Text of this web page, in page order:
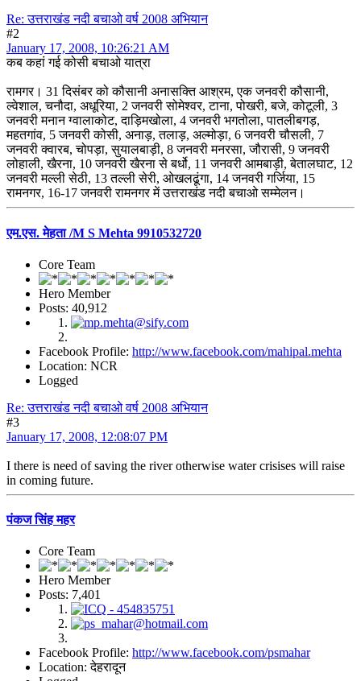
Re: उत्तराखंड नदी बचाओ वर्ष 2008 अभियान
#2
January 17, 2008, 10:26:21 AM
कब कहां गई कोसी बचाओ यात्रा
रामगर। 31 दिसंबर को कौसानी अनासक्ति आश्रम, एक जनवरी कौसानी,
ल्वेशाल, चनौदा, अधूरिया, 2 जनवरी सोमेश्वर, टाना, पोखरी, बजे, कोटूली, 3
जनवरी मनान ग्वालाकोट, दाड़िमखोला, 4 जनवरी भगतोला, पातलीबगड़,
महतगांव, 5 जनवरी कोसी, अनाड़, तलाड़, अल्मोड़ा, 6 जनवरी चौसली, 7
जनवरी क्वारब, चोपड़ा, सुयालबाड़ी, 8 जनवरी मनरसा, जौरासी, 9 जनवरी
लोहाली, खैरना, 10 जनवरी खैरना से बर्धो, 11 जनवरी आमबाड़ी, बेतालघाट, 12
जनवरी मल्ली सेठी, 13 तल्ली सेरी, ओखलढूंगा, 14 जनवरी गर्जिया, 15
रामनगर, 16-17 जनवरी रामनगर में उत्तराखंड नदी बचाओ सम्मेलन।
एम.एस. मेहता /M S Mehta 9910532720
Core Team
Hero Member
Posts: 40,912
Facebook Profile: http://www.facebook.com/mahipal.mehta
Location: NCR
Logged
Re: उत्तराखंड नदी बचाओ वर्ष 2008 अभियान
#3
January 17, 2008, 12:08:07 PM
I there is need of saving the river otherwise water crisises will raise
in coming future.
पंकज सिंह महर
Core Team
Hero Member
Posts: 7,401
Facebook Profile: http://www.facebook.com/psmahar
Location: देहरादून